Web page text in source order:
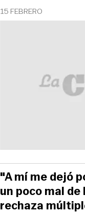
15 FEBRERO
"A mí me dejó
un poco mal
rechaza